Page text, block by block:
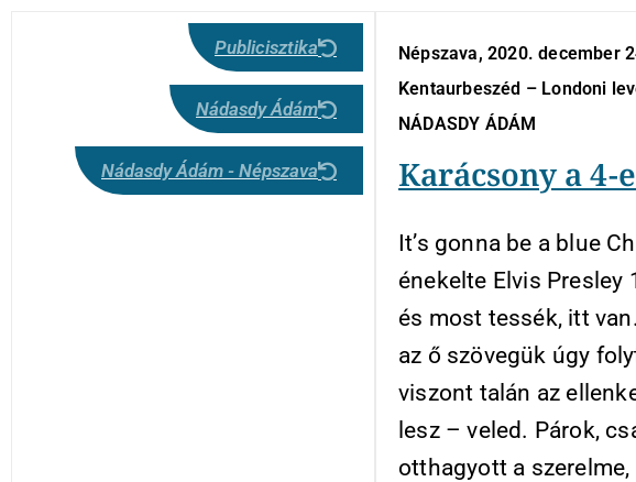
Publicisztika
Nádasdy Ádám
Nádasdy Ádám - Népszava
Népszava, 2020. december
Kentaurbeszéd – Londoni
NÁDASDY ÁDÁM
Karácsony a 4-
It’s gonna be a blue
énekelte Elvis Presley
és most tessék, itt
az ő szövegük úgy
viszont talán az
lesz – veled. Párok,
otthagyott a